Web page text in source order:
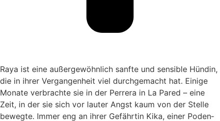
Raya ist eine außer­ge­wöhn­lich sanf­te und sen­si­ble Hün­din,
die in ihrer Ver­gan­gen­heit viel durch­ge­macht hat. Eini­ge
Mona­te ver­brach­te sie in der Per­rera in La Pared – eine
Zeit, in der sie sich vor lau­ter Angst kaum von der Stel­le
beweg­te. Immer eng an ihrer Gefähr­tin Kika, einer Poden­